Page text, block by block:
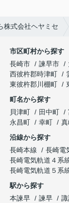
株式会社ヘヤミセ
市区町村から探す
長崎市
諫早市
西彼杵郡時津町
東彼杵郡川棚町
町名から探す
貝津町
田中町
永昌町
幸町
沿線から探す
長崎本線
長崎電
長崎電気軌道４系
長崎電気軌道５系
駅から探す
本諫早
諫早